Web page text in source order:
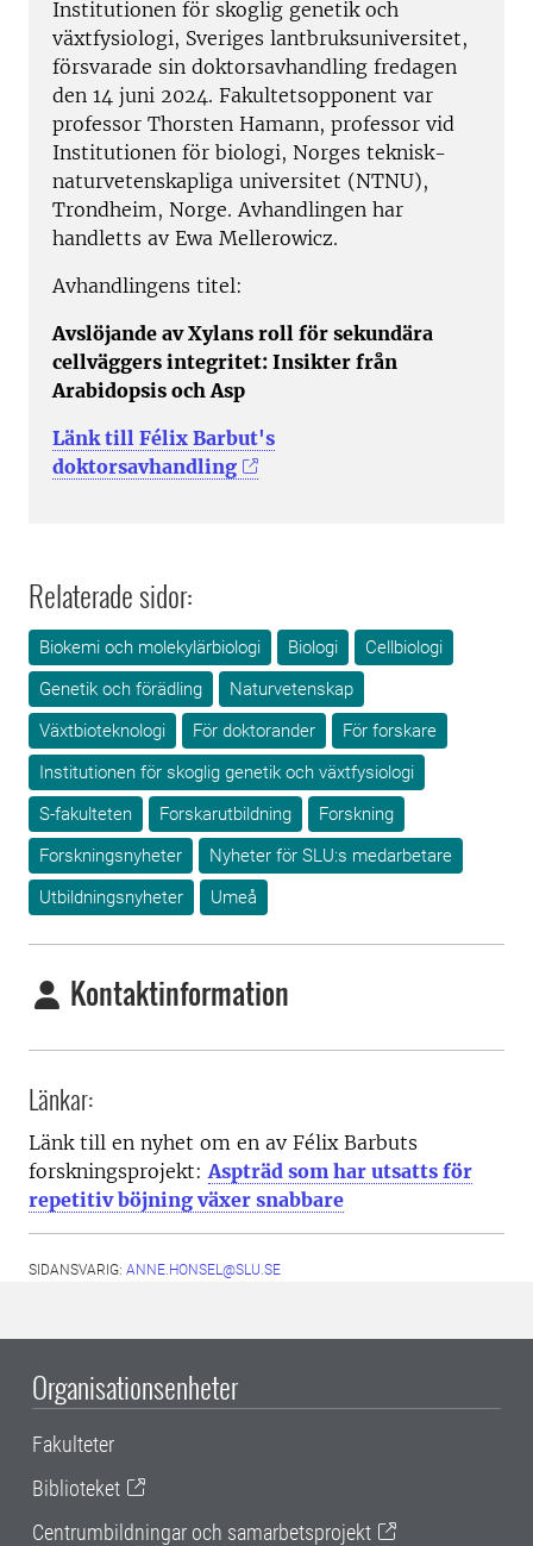
Institutionen för skoglig genetik och
växtfysiologi, Sveriges lantbruksuniversitet,
försvarade sin doktorsavhandling fredagen
den 14 juni 2024. Fakultetsopponent var
professor Thorsten Hamann, professor vid
Institutionen för biologi, Norges teknisk-
naturvetenskapliga universitet (NTNU),
Trondheim, Norge. Avhandlingen har
handletts av Ewa Mellerowicz.
Avhandlingens titel:
Avslöjande av Xylans roll för sekundära
cellväggers integritet: Insikter från
Arabidopsis och Asp
Länk till Félix Barbut's
doktorsavhandling
Relaterade sidor:
Biokemi och molekylärbiologi Biologi
Cellbiologi
Genetik och förädling
Naturvetenskap
Växtbioteknologi
För doktorander
För forskare
Institutionen för skoglig genetik och växtfysiologi
S-fakulteten
Forskarutbildning
Forskning
Forskningsnyheter
Nyheter för SLU:s medarbetare
Utbildningsnyheter
Umeå
Kontaktinformation
Länkar:
Länk till en nyhet om en av Félix Barbuts
forskningsprojekt: Aspträd som har utsatts för
repetitiv böjning växer snabbare
SIDANSVARIG: ANNE.HONSEL@SLU.SE
Organisationsenheter
Fakulteter
Biblioteket
Centrumbildningar och samarbetsprojekt